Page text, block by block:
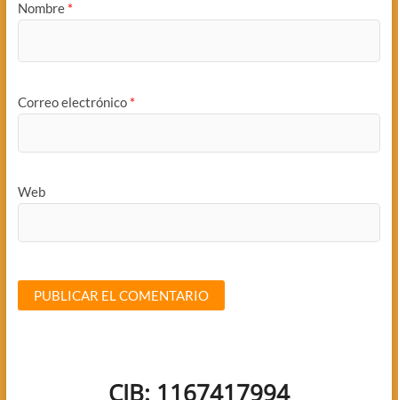
Nombre *
Correo electrónico *
Web
CIB: 1167417994